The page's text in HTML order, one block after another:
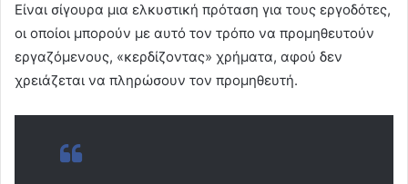
Είναι σίγουρα μια ελκυστική πρόταση για τους εργοδότες,
οι οποίοι μπορούν με αυτό τον τρόπο να προμηθευτούν
εργαζόμενους, «κερδίζοντας» χρήματα, αφού δεν
χρειάζεται να πληρώσουν τον προμηθευτή.